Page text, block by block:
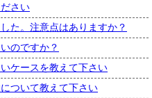
さい
た。注意点はありますか？
のですか？
ケースを教えて下さい
ついて教えて下さい